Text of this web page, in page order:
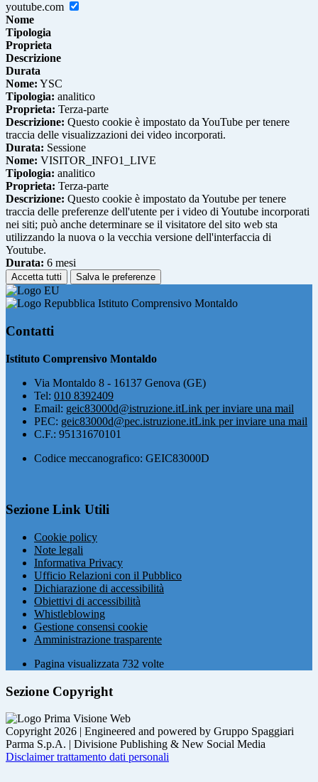
youtube.com
Nome
Tipologia
Proprieta
Descrizione
Durata
Nome: YSC
Tipologia: analitico
Proprieta: Terza-parte
Descrizione: Questo cookie è impostato da YouTube per tenere
traccia delle visualizzazioni dei video incorporati.
Durata: Sessione
Nome: VISITOR_INFO1_LIVE
Tipologia: analitico
Proprieta: Terza-parte
Descrizione: Questo cookie è impostato da Youtube per tenere
traccia delle preferenze dell'utente per i video di Youtube incorporati
nei siti; può anche determinare se il visitatore del sito web sta
utilizzando la nuova o la vecchia versione dell'interfaccia di
Youtube.
Durata: 6 mesi
Accetta tutti Salva le preferenze
Istituto Comprensivo Montaldo
Contatti
Istituto Comprensivo Montaldo
Via Montaldo 8 - 16137 Genova (GE)
Tel: 010 8392409
Email: geic83000d@istruzione.itLink per inviare una mail
PEC: geic83000d@pec.istruzione.itLink per inviare una mail
C.F.: 95131670101
Codice meccanografico: GEIC83000D
Sezione Link Utili
Cookie policy
Note legali
Informativa Privacy
Ufficio Relazioni con il Pubblico
Dichiarazione di accessibilità
Obiettivi di accessibilità
Whistleblowing
Gestione consensi cookie
Amministrazione trasparente
Pagina visualizzata 732 volte
Sezione Copyright
Copyright 2026 | Engineered and powered by Gruppo Spaggiari
Parma S.p.A. | Divisione Publishing & New Social Media
Disclaimer trattamento dati personali